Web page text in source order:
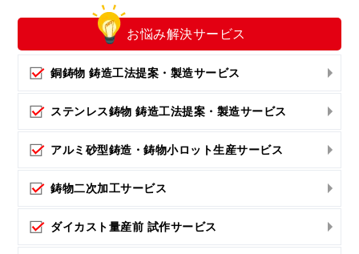
お悩み解決サービス
銅鋳物 鋳造工法提案・製造サービス
ステンレス鋳物 鋳造工法提案・製造サービス
アルミ砂型鋳造・鋳物小ロット生産サービス
鋳物二次加工サービス
ダイカスト量産前 試作サービス